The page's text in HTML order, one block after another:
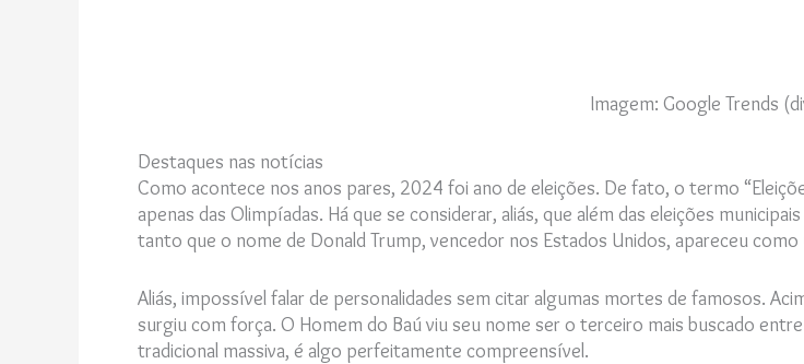
Imagem: Google Trends
Destaques nas notícias
Como acontece nos anos pares, 2024 foi ano de eleições. De fato, o termo
apenas das Olimpíadas. Há que se considerar, aliás, que além das eleições
tanto que o nome de Donald Trump, vencedor nos Estados Unidos, apareceu
Aliás, impossível falar de personalidades sem citar algumas mortes de famosos.
surgiu com força. O Homem do Baú viu seu nome ser o terceiro mais buscado
tradicional massiva, é algo perfeitamente compreensível.